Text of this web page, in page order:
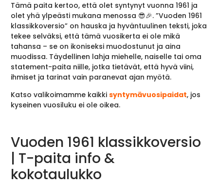
Tämä paita kertoo, että olet syntynyt vuonna 1961 ja
olet yhä ylpeästi mukana menossa 😎🎉. ”Vuoden 1961
klassikkoversio” on hauska ja hyväntuulinen teksti, joka
tekee selväksi, että tämä vuosikerta ei ole mikä
tahansa – se on ikoniseksi muodostunut ja aina
muodissa. Täydellinen lahja miehelle, naiselle tai oma
statement-paita niille, jotka tietävät, että hyvä viini,
ihmiset ja tarinat vain paranevat ajan myötä.
Katso valikoimamme kaikkisyntymävuosipaidat, jos
kyseinen vuosiluku ei ole oikea.
Vuoden 1961 klassikkoversio
| T-paita info &
kokotaulukko